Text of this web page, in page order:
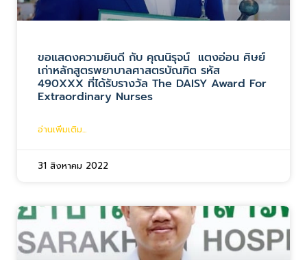
ขอแสดงความยินดี กับ คุณนิรุจน์ แตงอ่อน ศิษย์
เก่าหลักสูตรพยาบาลศาสตรบัณฑิต รหัส
490XXX ที่ได้รับรางวัล The DAISY Award For
Extraordinary Nurses
อ่านเพิ่มเติม...
31 สิงหาคม 2022